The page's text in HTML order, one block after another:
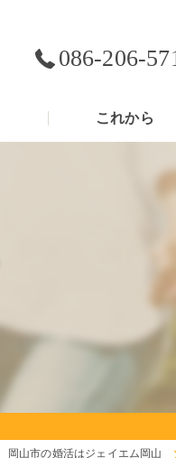
086-206-
これから
岡山市の婚活はジェイエム岡山